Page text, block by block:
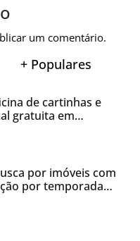
um comentário.
+ Populares
de cartinhas e
gratuita em
por imóveis com
por temporada